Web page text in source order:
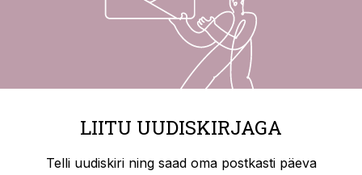
LIITU UUDISKIRJAGA
Telli uudiskiri ning saad oma postkasti päeva